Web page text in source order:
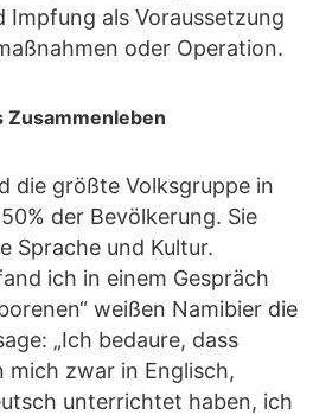
als Voraussetzung
oder Operation.
Zusammenleben
die größte Volksgruppe in
der Bevölkerung. Sie
Sprache und Kultur.
ich in einem Gespräch
weißen Namibier die
„Ich bedaure, dass
mich zwar in Englisch,
unterrichtet haben, ich